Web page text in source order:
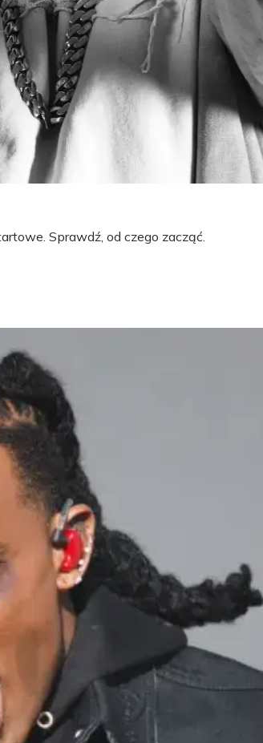
Sprawdź, od czego zacząć.